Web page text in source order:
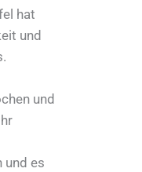
hat
und
und
es